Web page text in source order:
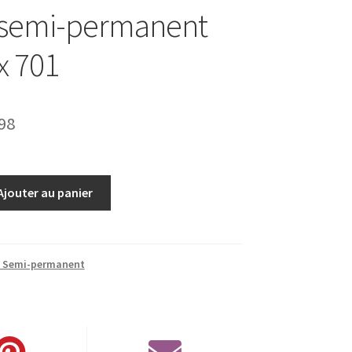
permanent
701
:
Le
actuel
est :
au panier
Semi-permanent